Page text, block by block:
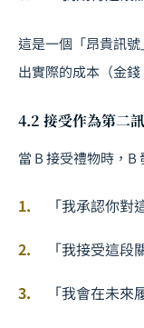
這是一個「昂貴訊
出實際的成本（金
4.2 接受作為第二
當 B 接受禮物時，B
「我承認你對
「我接受這段
「我會在未來